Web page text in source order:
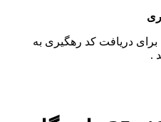
. برای دریافت کد رهگیری به
.